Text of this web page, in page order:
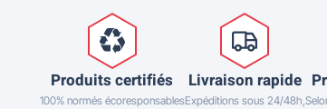
Produits certifiés
100% normés écoresponsables
Livraison rapide
Expéditions sous 24/48h,